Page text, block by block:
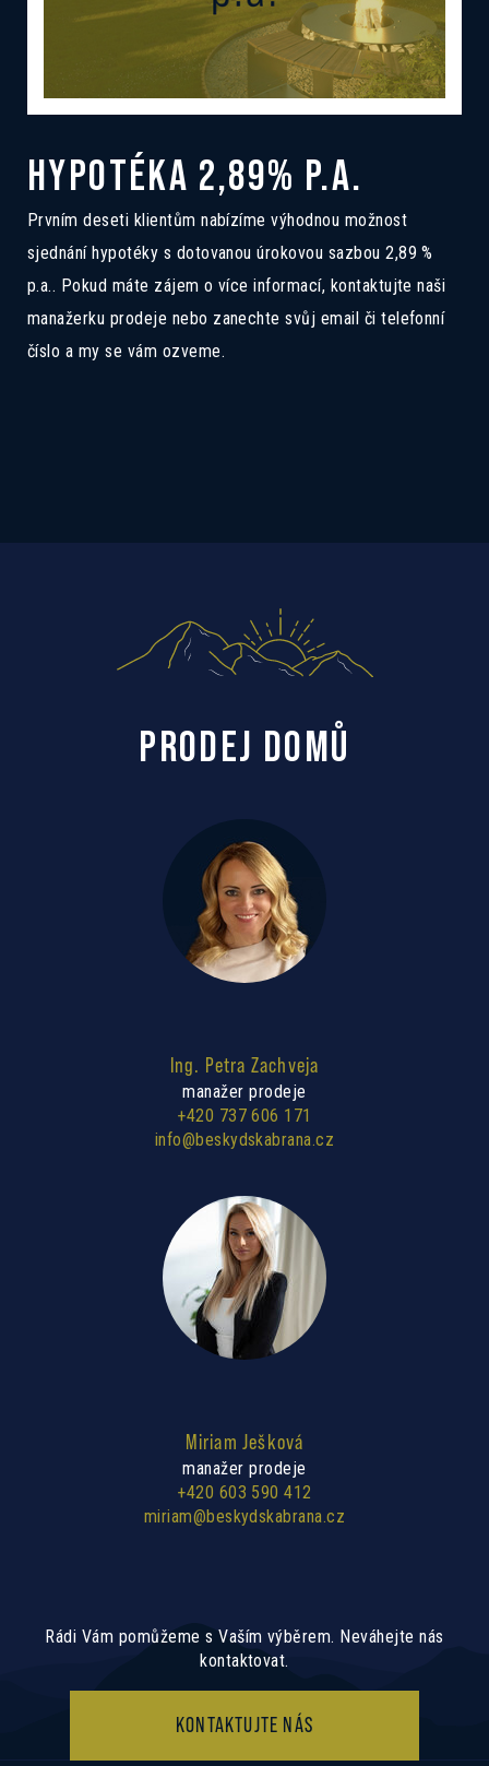
HYPOTÉKA 2,89% P.A.
Prvním deseti klientům nabízíme výhodnou možnost
sjednání hypotéky s dotovanou úrokovou sazbou 2,89 %
p.a.. Pokud máte zájem o více informací, kontaktujte naši
manažerku prodeje nebo zanechte svůj email či telefonní
číslo a my se vám ozveme.
PRODEJ DOMŮ
Ing. Petra Zachveja
manažer prodeje
+420 737 606 171
info@beskydskabrana.cz
Miriam Ješková
manažer prodeje
+420 603 590 412
miriam@beskydskabrana.cz
Rádi Vám pomůžeme s Vaším výběrem. Neváhejte nás
kontaktovat.
KONTAKTUJTE NÁS